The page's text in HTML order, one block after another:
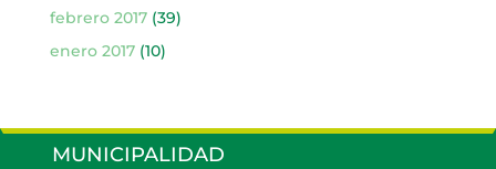
febrero 2017(39)
enero 2017(10)
MUNICIPALIDAD